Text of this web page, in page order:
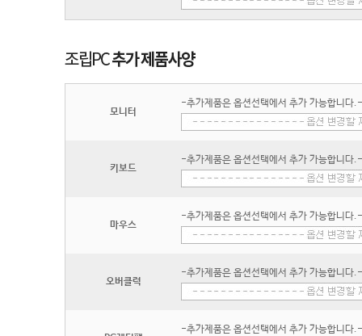
모니터
-추가제품은 옵션선택에서 추가 가능합니다.-
키보드
-추가제품은 옵션선택에서 추가 가능합니다.-
마우스
-추가제품은 옵션선택에서 추가 가능합니다.-
오버클럭
-추가제품은 옵션선택에서 추가 가능합니다.-
-추가제품은 옵션선택에서 추가 가능합니다.-